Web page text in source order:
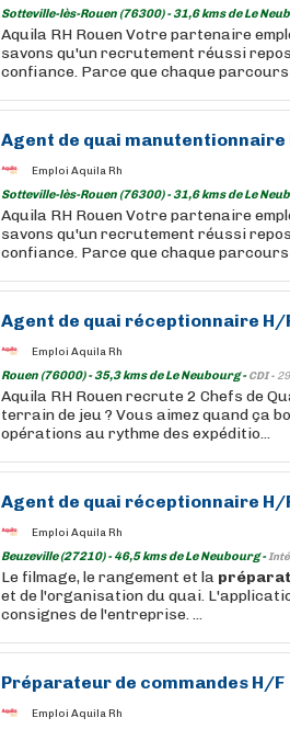
Sotteville-lès-Rouen (76300) - 31,6 kms de Le
Aquila RH Rouen Votre partenaire
savons qu'un recrutement réussi
confiance. Parce que chaque parcours
Agent de quai manutentionnaire
Emploi Aquila Rh
Sotteville-lès-Rouen (76300) - 31,6 kms de Le
Aquila RH Rouen Votre partenaire
savons qu'un recrutement réussi
confiance. Parce que chaque parcours
Agent de quai réceptionnaire H/
Emploi Aquila Rh
Rouen (76000) - 35,3 kms de Le Neubourg -CDI -
Aquila RH Rouen recrute 2 Chefs de
terrain de jeu ? Vous aimez quand ça
opérations au rythme des expéditio...
Agent de quai réceptionnaire H/
Emploi Aquila Rh
Beuzeville (27210) - 46,5 kms de Le Neubourg -
Le filmage, le rangement et la
et de l'organisation du quai.
consignes de l'entreprise. ...
Préparateur de commandes H/F
Emploi Aquila Rh